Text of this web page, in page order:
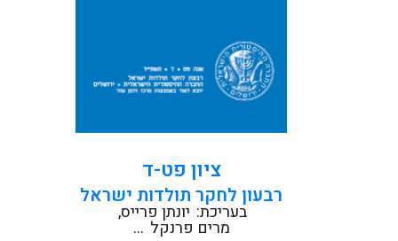
ציון פט-ד
רבעון לחקר תולדות ישראל
בעריכת: יונתן פרייס
מרים פרנקל...